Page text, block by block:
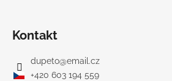
Kontakt
dupeto@email.cz
+420 603 194 559